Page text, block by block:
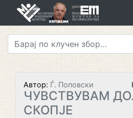
Автор: Ѓ. Поповски
ЧУВСТВУВАМ
СКОПЈЕ